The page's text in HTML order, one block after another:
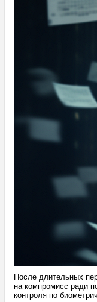
После длительных
на компромисс ради
контроля по